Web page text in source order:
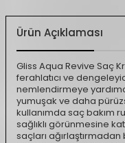
Ürün Açıklaması
Gliss Aqua Revive Saç
ferahlatıcı ve
nemlendirmeye
yumuşak ve daha
kullanımda saç bakım
sağlıklı görünmesine
saçları ağırlaştırmadan